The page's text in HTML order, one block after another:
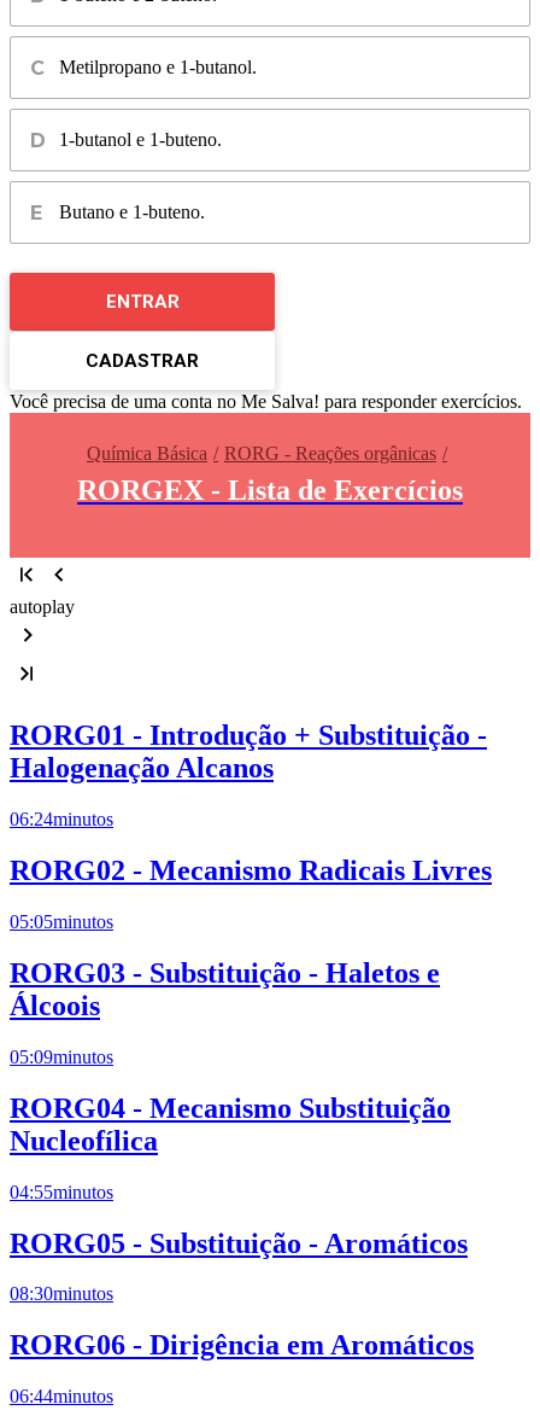
Metilpropano e 1-butanol.
1-butanol e 1-buteno.
Butano e 1-buteno.
ENTRAR
CADASTRAR
Você precisa de uma conta no Me Salva! para responder exercícios.
Química Básica RORG - Reações orgânicas
RORGEX - Lista de Exercícios
autoplay
RORG01 - Introdução + Substituição -
Halogenação Alcanos
06:24minutos
RORG02 - Mecanismo Radicais Livres
05:05minutos
RORG03 - Substituição - Haletos e
Álcoois
05:09minutos
RORG04 - Mecanismo Substituição
Nucleofílica
04:55minutos
RORG05 - Substituição - Aromáticos
08:30minutos
RORG06 - Dirigência em Aromáticos
06:44minutos